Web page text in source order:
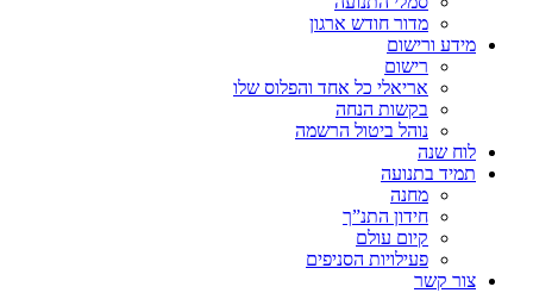
מדור חודש ארגון
מידע ורישום
רישום
אריאלי כל אחד והפלוס שלו
בקשות הנחה
נוהל ביטול הרשמה
לוח שנה
תמיד בתנועה
מחנה
חידון התנ”ך
קיום עולם
פעילויות הסניפים
צור קשר